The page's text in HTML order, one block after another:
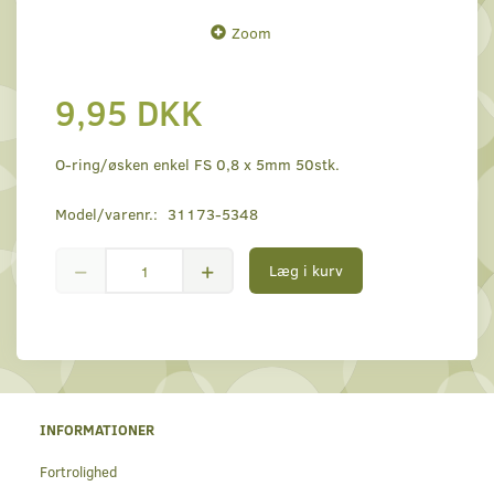
Zoom
9,95 DKK
O-ring/øsken enkel FS 0,8 x 5mm 50stk.
Model/varenr.: 31173-5348
Læg i kurv
INFORMATIONER
Fortrolighed